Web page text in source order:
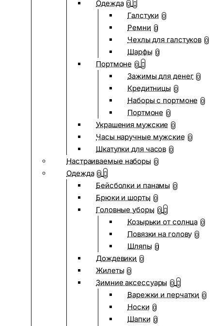
Одежда 0
Галстуки 0
Ремни 0
Чехлы для галстуков 0
Шарфы 0
Портмоне 0
Зажимы для денег 0
Кредитницы 0
Наборы с портмоне 0
Портмоне 0
Украшения мужские 0
Часы наручные мужские 0
Шкатулки для часов 0
Настраиваемые наборы 0
Одежда 0
Бейсболки и панамы 0
Брюки и шорты 0
Головные уборы 0
Козырьки от солнца 0
Повязки на голову 0
Шляпы 0
Дождевики 0
Жилеты 0
Зимние аксессуары 0
Варежки и перчатки 0
Носки 0
Шапки 0